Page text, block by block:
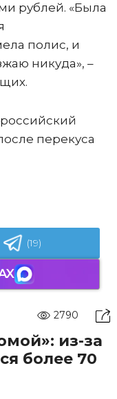
рублей. «Была
полис, и
никуда», –
перекуса
(19)
2790
из-за
более 70